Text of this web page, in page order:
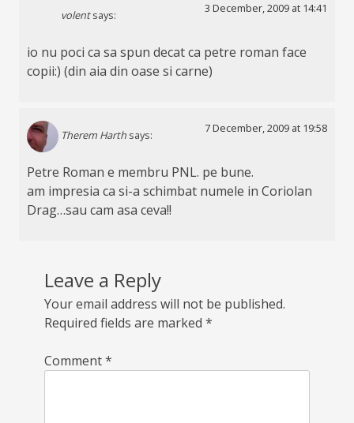
volent says:
3 December, 2009 at 14:41
io nu poci ca sa spun decat ca petre roman face
copii:) (din aia din oase si carne)
Therem Harth says:
7 December, 2009 at 19:58
Petre Roman e membru PNL. pe bune.
am impresia ca si-a schimbat numele in Coriolan
Drag…sau cam asa ceva!!
Leave a Reply
Your email address will not be published.
Required fields are marked *
Comment*